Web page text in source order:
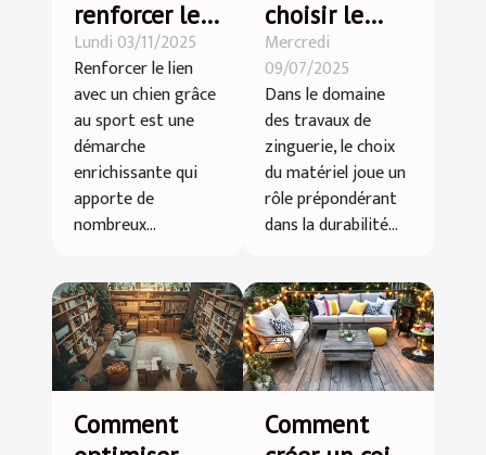
renforcer le
lien avec
votre chien
par le sport ?
Lundi 03/11/2025
Renforcer le lien
avec un chien grâce
au sport est une
démarche
enrichissante qui
apporte de
nombreux...
choisir le
meilleur
matériel
pour vos
travaux de
zinguerie ?
Mercredi
09/07/2025
Dans le domaine
des travaux de
zinguerie, le choix
du matériel joue un
rôle prépondérant
dans la durabilité...
Comment
Comment